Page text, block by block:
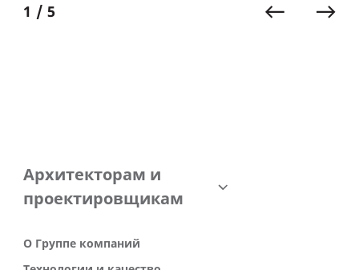
1 / 5
Архитекторам и
проектировщикам
О Группе компаний